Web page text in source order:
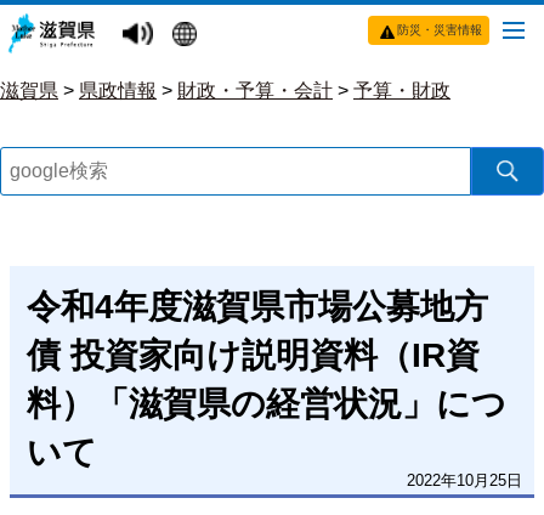
防災・災害情報
滋賀県 > 県政情報 > 財政・予算・会計 > 予算・財政
令和4年度滋賀県市場公募地方
債 投資家向け説明資料（IR資
料）「滋賀県の経営状況」につ
いて
2022年10月25日